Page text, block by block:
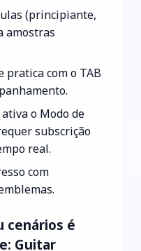
(principiante,
amostras
pratica com o TAB
o Modo de
subscrição
real.
com
cenários é
Guitar